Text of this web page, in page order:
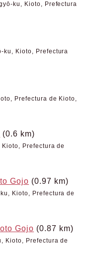
ku, Kioto, Prefectura
ku, Kioto, Prefectura
Prefectura de Kioto,
(0.6 km)
Prefectura de
Gojo (0.97 km)
Kioto, Prefectura de
Gojo (0.87 km)
Kioto, Prefectura de